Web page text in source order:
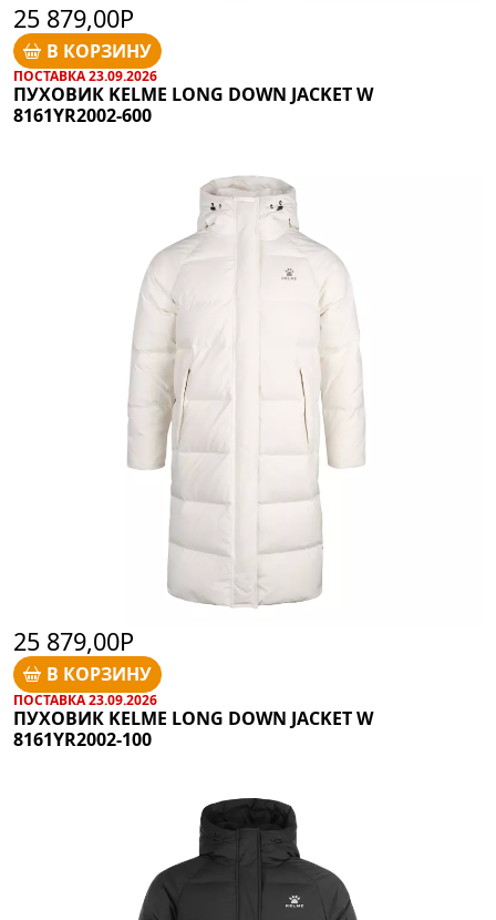
25 879,00Р
В КОРЗИНУ
ПОСТАВКА 23.09.2026
ПУХОВИК KELME LONG DOWN JACKET W
8161YR2002-600
25 879,00Р
В КОРЗИНУ
ПОСТАВКА 23.09.2026
ПУХОВИК KELME LONG DOWN JACKET W
8161YR2002-100